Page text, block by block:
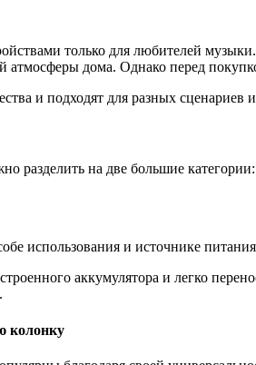
только для любителей
дома. Однако перед
и подходят для разных сценариев
разделить на две большие категории:
использования и источнике
аккумулятора и легко
колонку